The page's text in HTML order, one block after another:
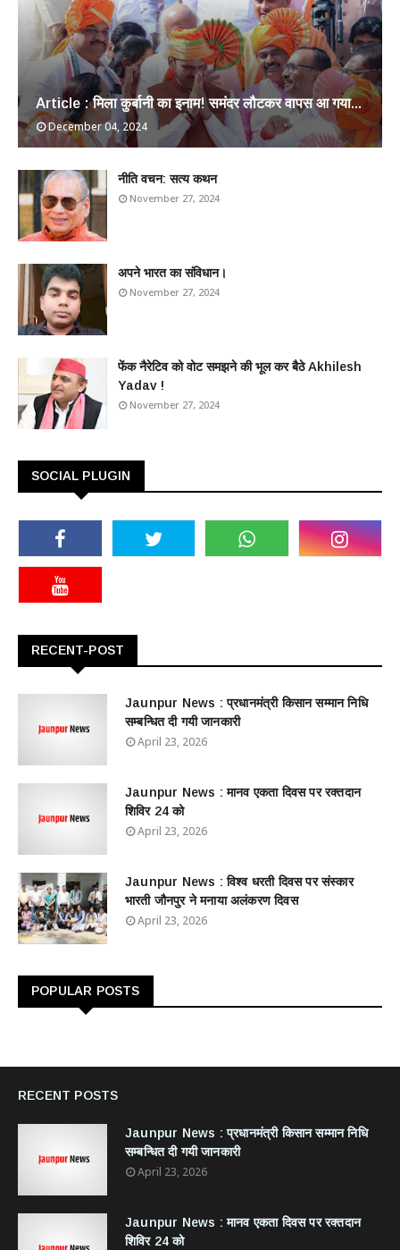
Article : मिला कुर्बानी का इनाम! समंदर लौटकर वापस आ गया...
December 04, 2024
​नीति वचन: सत्य कथन
November 27, 2024
अपने भारत का संविधान।
November 27, 2024
फेंक नैरेटिव को वोट समझने की भूल कर बैठे Akhilesh
Yadav !
November 27, 2024
SOCIAL PLUGIN
RECENT-POST
Jaunpur News : ​प्रधानमंत्री किसान सम्मान निधि
सम्बन्धित दी गयी जानकारी
April 23, 2026
Jaunpur News : ​मानव एकता दिवस पर रक्तदान
शिविर 24 को
April 23, 2026
Jaunpur News : विश्व धरती दिवस पर संस्कार
भारती जौनपुर ने मनाया अलंकरण दिवस
April 23, 2026
POPULAR POSTS
RECENT POSTS
Jaunpur News : ​प्रधानमंत्री किसान सम्मान निधि
सम्बन्धित दी गयी जानकारी
April 23, 2026
Jaunpur News : ​मानव एकता दिवस पर रक्तदान
शिविर 24 को